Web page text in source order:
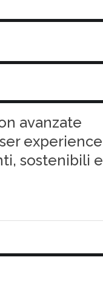
avanzate
experience
sostenibili e